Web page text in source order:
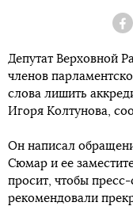
Депутат Верховной
членов
слова лишить
Игоря Колтунова,
Он написал
Сюмар и ее
просит, чтобы
рекомендовали